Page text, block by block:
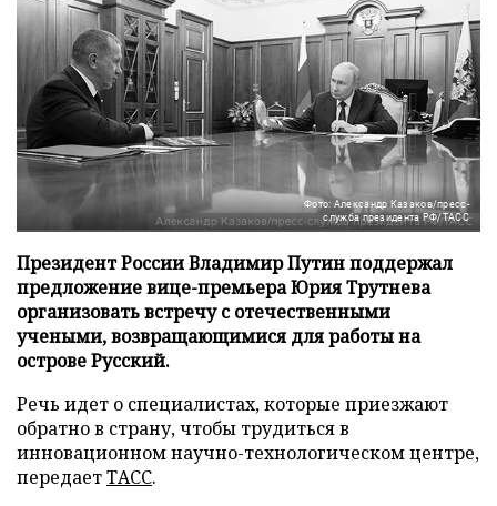
Фото: Александр Казаков/пресс-
служба президента РФ/ТАСС
Президент России Владимир Путин поддержал
предложение вице-премьера Юрия Трутнева
организовать встречу с отечественными
учеными, возвращающимися для работы на
острове Русский.
Речь идет о специалистах, которые приезжают
обратно в страну, чтобы трудиться в
инновационном научно-технологическом центре,
передаетТАСС.